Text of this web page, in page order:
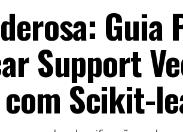
Guia
Support
Scikit-